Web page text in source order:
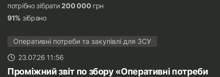
потрібно зібрати200 000 грн
91% зібрано
Оперативні потреби та закупівлі для ЗСУ
23.07.26 11:56
Проміжний звіт по збору «Оперативні потреби